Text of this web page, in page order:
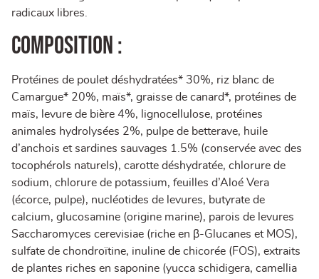
radicaux libres.
COMPOSITION :
Protéines de poulet déshydratées* 30%, riz blanc de
Camargue* 20%, maïs*, graisse de canard*, protéines de
maïs, levure de bière 4%, lignocellulose, protéines
animales hydrolysées 2%, pulpe de betterave, huile
d’anchois et sardines sauvages 1.5% (conservée avec des
tocophérols naturels), carotte déshydratée, chlorure de
sodium, chlorure de potassium, feuilles d’Aloé Vera
(écorce, pulpe), nucléotides de levures, butyrate de
calcium, glucosamine (origine marine), parois de levures
Saccharomyces cerevisiae (riche en β-Glucanes et MOS),
sulfate de chondroïtine, inuline de chicorée (FOS), extraits
de plantes riches en saponine (yucca schidigera, camellia